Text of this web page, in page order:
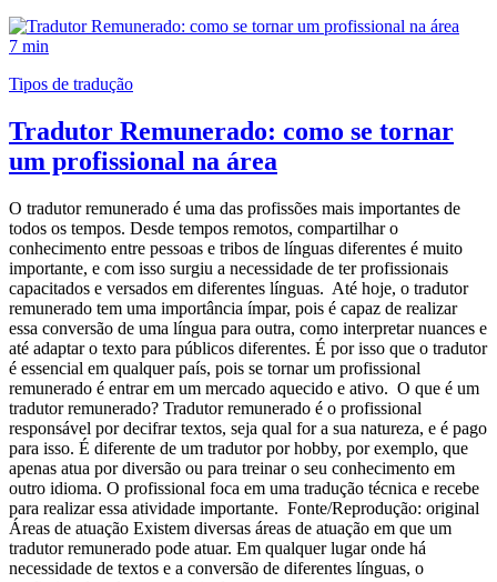
7 min
Tipos de tradução
Tradutor Remunerado: como se tornar
um profissional na área
O tradutor remunerado é uma das profissões mais importantes de
todos os tempos. Desde tempos remotos, compartilhar o
conhecimento entre pessoas e tribos de línguas diferentes é muito
importante, e com isso surgiu a necessidade de ter profissionais
capacitados e versados em diferentes línguas. Até hoje, o tradutor
remunerado tem uma importância ímpar, pois é capaz de realizar
essa conversão de uma língua para outra, como interpretar nuances e
até adaptar o texto para públicos diferentes. É por isso que o tradutor
é essencial em qualquer país, pois se tornar um profissional
remunerado é entrar em um mercado aquecido e ativo. O que é um
tradutor remunerado? Tradutor remunerado é o profissional
responsável por decifrar textos, seja qual for a sua natureza, e é pago
para isso. É diferente de um tradutor por hobby, por exemplo, que
apenas atua por diversão ou para treinar o seu conhecimento em
outro idioma. O profissional foca em uma tradução técnica e recebe
para realizar essa atividade importante. Fonte/Reprodução: original
Áreas de atuação Existem diversas áreas de atuação em que um
tradutor remunerado pode atuar. Em qualquer lugar onde há
necessidade de textos e a conversão de diferentes línguas, o